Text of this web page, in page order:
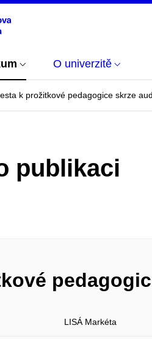
O univerzitě
k prožitkové pedagogice skrze
publikaci
LISÁ Markéta